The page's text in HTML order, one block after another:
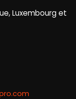
Luxembourg et